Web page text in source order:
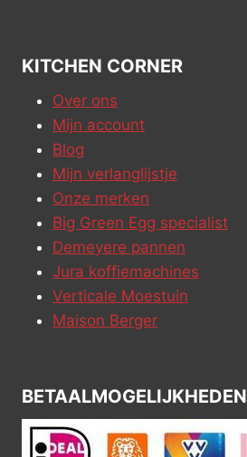
KITCHEN CORNER
Over ons
Mijn account
Blog
Mijn verlanglijstje
Onze merken
Big Green Egg specialist
Demeyere pannen
Jura koffiemachines
Verticale Moestuin
Maison Berger
BETAALMOGELIJKHEDEN